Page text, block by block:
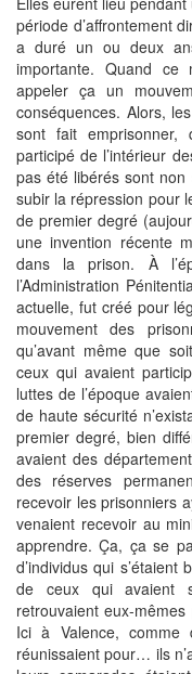
période d’affrontement
a duré un ou deux
importante. Quand ce
appeler ça un
conséquences. Alors,
sont fait
participé de l’intérieur
pas été libérés sont
subir la répression pour
de premier degré
une invention récente
dans la prison. À
l’Administration
actuelle, fut créé pour
mouvement des
qu’avant même que
ceux qui avaient
luttes de l’époque
de haute sécurité
premier degré, bien
avaient des
des réserves
recevoir les prisonniers
venaient recevoir au
apprendre. Ça, ça se
d’individus qui
de ceux qui avaient
retrouvaient eux-
Ici à Valence,
réunissaient pour… ils